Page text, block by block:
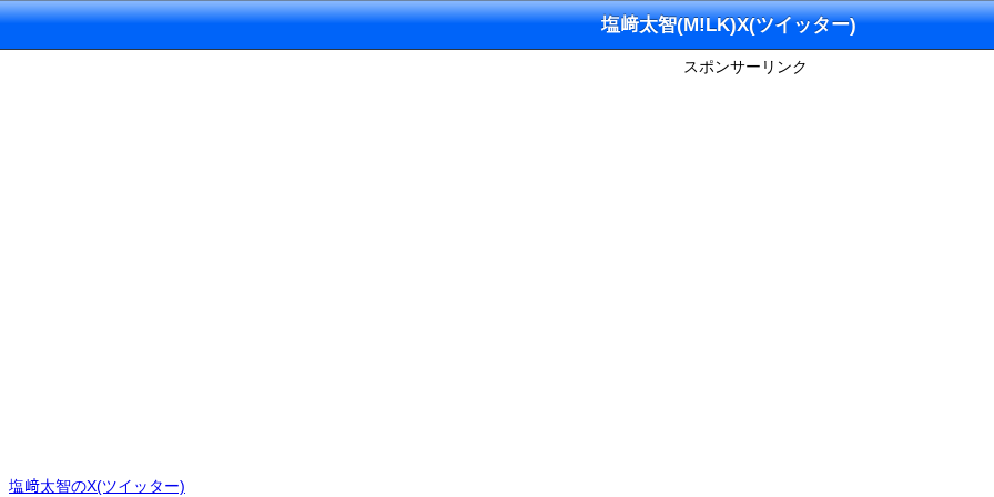
塩﨑太智(M!LK)X(ツイッター)
スポンサーリンク
塩﨑太智のX(ツイッター)